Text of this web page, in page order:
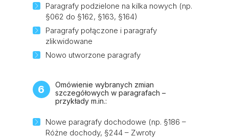
Paragrafy podzielone na kilka nowych (np.
§062 do §162, §163, §164)
Paragrafy połączone i paragrafy
zlikwidowane
Nowo utworzone paragrafy
6
Omówienie wybranych zmian
szczegółowych w paragrafach –
przykłady m.in.:
Nowe paragrafy dochodowe (np. §186 –
Różne dochody, §244 – Zwroty